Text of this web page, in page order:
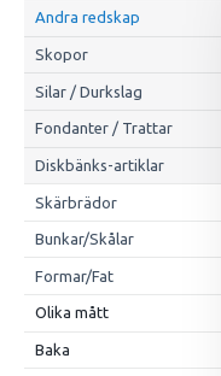
Andra redskap
Skopor
Silar / Durkslag
Fondanter / Trattar
Diskbänks-artiklar
Skärbrädor
Bunkar/Skålar
Formar/Fat
Olika mått
Baka